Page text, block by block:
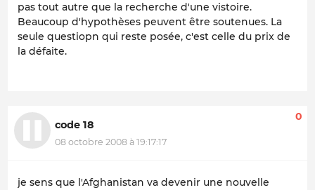
pas tout autre que la recherche d'une vistoire.
Beaucoup d'hypothèses peuvent être soutenues. La
seule questiopn qui reste posée, c'est celle du prix de
la défaite.
code 18
08 octobre 2008 à 19:17:17
0
je sens que l'Afghanistan va devenir une nouvelle